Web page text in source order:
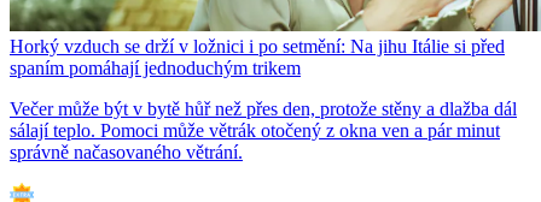
Horký vzduch se drží v ložnici i po setmění: Na jihu Itálie si před
spaním pomáhají jednoduchým trikem
Večer může být v bytě hůř než přes den, protože stěny a dlažba dál
sálají teplo. Pomoci může větrák otočený z okna ven a pár minut
správně načasovaného větrání.